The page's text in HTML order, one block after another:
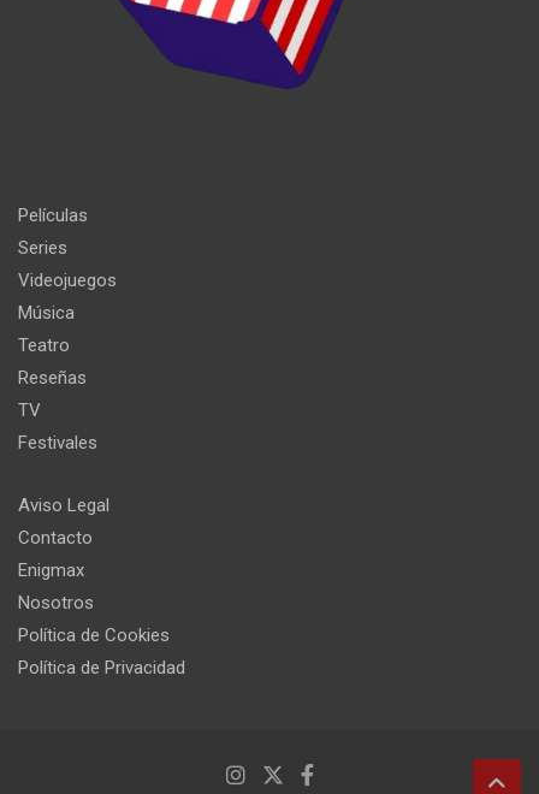
Películas
Series
Videojuegos
Música
Teatro
Reseñas
TV
Festivales
Aviso Legal
Contacto
Enigmax
Nosotros
Política de Cookies
Política de Privacidad